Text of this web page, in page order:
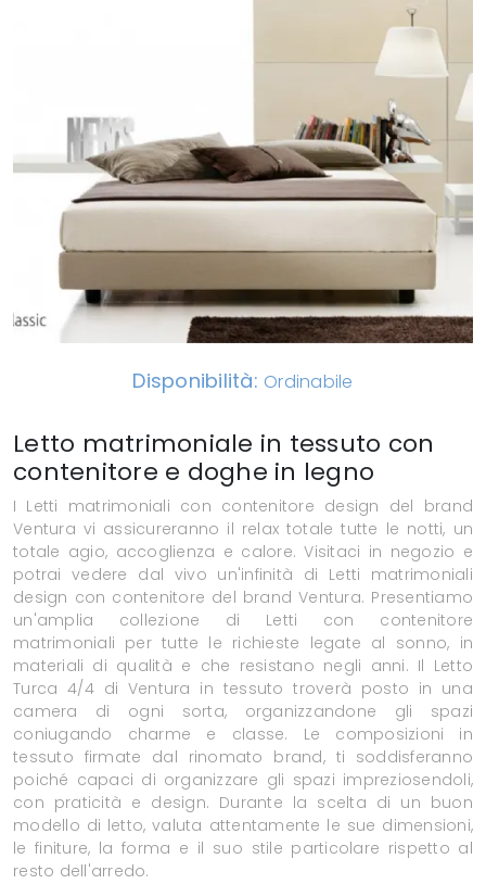
Disponibilità: Ordinabile
Letto matrimoniale in tessuto con
contenitore e doghe in legno
I Letti matrimoniali con contenitore design del brand
Ventura vi assicureranno il relax totale tutte le notti, un
totale agio, accoglienza e calore. Visitaci in negozio e
potrai vedere dal vivo un'infinità di Letti matrimoniali
design con contenitore del brand Ventura. Presentiamo
un'amplia collezione di Letti con contenitore
matrimoniali per tutte le richieste legate al sonno, in
materiali di qualità e che resistano negli anni. Il Letto
Turca 4/4 di Ventura in tessuto troverà posto in una
camera di ogni sorta, organizzandone gli spazi
coniugando charme e classe. Le composizioni in
tessuto firmate dal rinomato brand, ti soddisferanno
poiché capaci di organizzare gli spazi impreziosendoli,
con praticità e design. Durante la scelta di un buon
modello di letto, valuta attentamente le sue dimensioni,
le finiture, la forma e il suo stile particolare rispetto al
resto dell'arredo.